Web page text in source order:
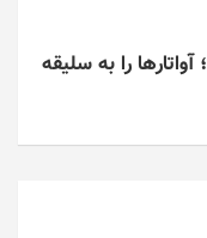
بازی/ Pastel Friends؛ آواتارها را به سلیقه